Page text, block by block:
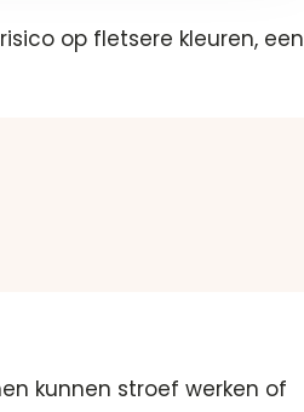
op fletsere kleuren, een
kunnen stroef werken of